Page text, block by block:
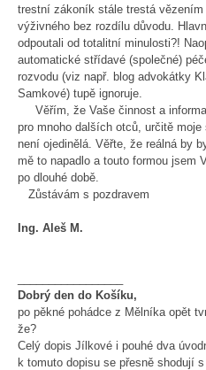
trestní zákoník stále trestá vězením
výživného bez rozdílu důvodu.
odpoutali od totalitní minulosti?!
automatické střídavé (společné)
rozvodu (viz např. blog advokátky
Samkové) tupě ignoruje.
Věřím, že Vaše činnost a
pro mnoho dalších otců, určitě moje
není ojedinělá. Věřte, že reálná by
mě to napadlo a touto formou jsem
po dlouhé době.
Zůstávám s pozdravem
Ing. Aleš M.
Dobrý den do Košíku,
po pěkné pohádce z Mělníka opět
že?
Celý dopis Jílkové i pouhé dva
k tomuto dopisu se přesně shodují